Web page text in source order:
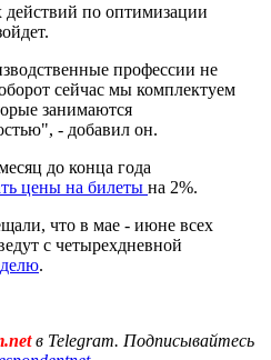
по оптимизации
профессии не
сейчас мы комплектуем
занимаются
- добавил он.
до конца года
цены на билеты на 2%.
что в мае - июне всех
с четырехдневной
.
в Telegram. Подписывайтесь